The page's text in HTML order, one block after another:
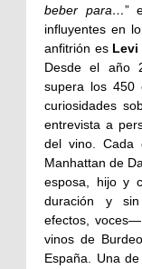
beber para…”
influyentes en
anfitrión es Levi
Desde el año
supera los 450
curiosidades
entrevista a
del vino. Cada
Manhattan de
esposa, hijo y
duración y sin
efectos,
vinos de
España. Una